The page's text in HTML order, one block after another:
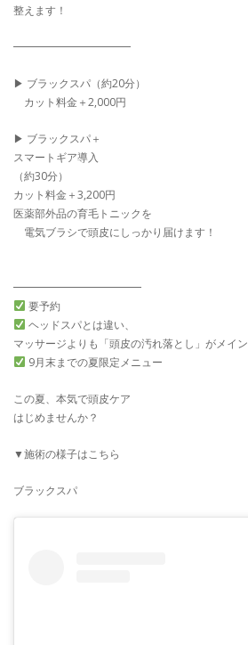
整えます！
━━━━━━━━━━━
▶︎ ブラックスパ（約20分）
カット料金＋2,000円
▶︎ ブラックスパ＋
スマートギア導入
（約30分）
カット料金＋3,200円
医薬部外品の育毛トニックを
電気ブラシで頭皮にしっかり届けます！
━━━━━━━━━━━━
要予約
ヘッドスパとは違い、
マッサージよりも「頭皮の汚れ落とし」がメイン
9月末までの夏限定メニュー
この夏、本気で頭皮ケア
はじめませんか？
▼施術の様子はこちら
ブラックスパ